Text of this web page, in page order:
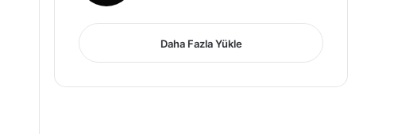
Daha Fazla Yükle